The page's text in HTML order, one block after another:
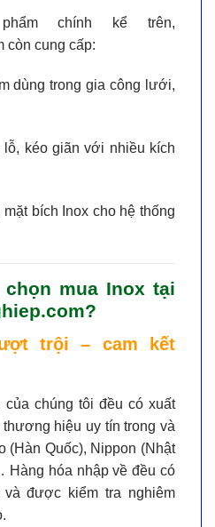
chính kể trên,
còn cung cấp:
dùng trong gia công lưới,
lỗ, kéo giãn với nhiều kích
mặt bích Inox cho hệ thống
mua Inox tại
trội – cam kết
chúng tôi đều có xuất
hiệu uy tín trong và
(Hàn Quốc), Nippon (Nhật
Hàng hóa nhập về đều có
được kiểm tra nghiêm